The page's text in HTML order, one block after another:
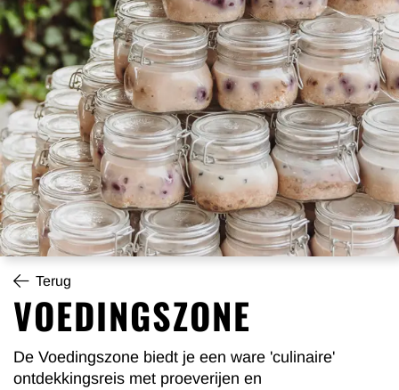
Terug
VOEDINGSZONE
De Voedingszone biedt je een ware 'culinaire'
ontdekkingsreis met proeverijen en